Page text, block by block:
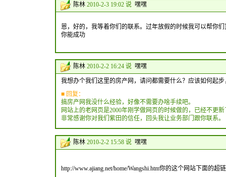
陈林 2010-2-3 19:02 说 嘿嘿
恩，好的，我等着你们的联系。过年放假的时候我可以帮你
你能成功
陈林 2010-2-2 16:24 说 嘿嘿
我想办个我们这里的房产网，请问都需要什么？应该如何起
■ 回复：
搞房产网我没什么经验，好像不需要办啥手续吧。
网站上的老网页是2000年刚学做网页的时候做的，已经不更新
非常感谢你对我们紫田的信任，回头我让业务部门跟你联系。
陈林 2010-2-2 15:58 说 嘿嘿
http://www.ajiang.net/home/Wangshi.htm你的这个网站下面的